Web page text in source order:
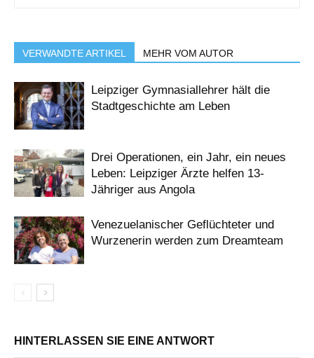
VERWANDTE ARTIKEL MEHR VOM AUTOR
Leipziger Gymnasiallehrer hält die
Stadtgeschichte am Leben
Drei Operationen, ein Jahr, ein neues
Leben: Leipziger Ärzte helfen 13-
Jähriger aus Angola
Venezuelanischer Geflüchteter und
Wurzenerin werden zum Dreamteam
HINTERLASSEN SIE EINE ANTWORT